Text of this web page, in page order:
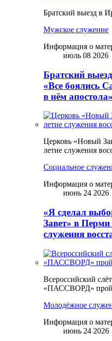
Братский выезд в
Мужское служение
Информация о
июль 08 2026
Братский
«Все боялись
в нём апостола»
Церковь «Новый
летие служения
Социальное
Информация о
июнь 24 2026
«Я сделал
Завет» в Перми
служения
Всероссийский
«ПАССВОРД»
Молодёжное
Информация о
июнь 24 2026